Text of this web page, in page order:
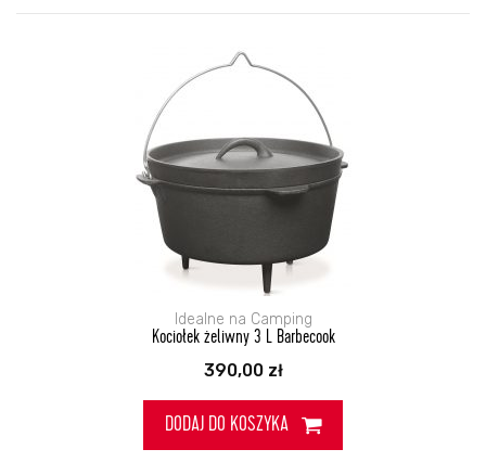
Idealne na Camping
Kociołek żeliwny 3 L Barbecook
390,00 zł
DODAJ DO KOSZYKA